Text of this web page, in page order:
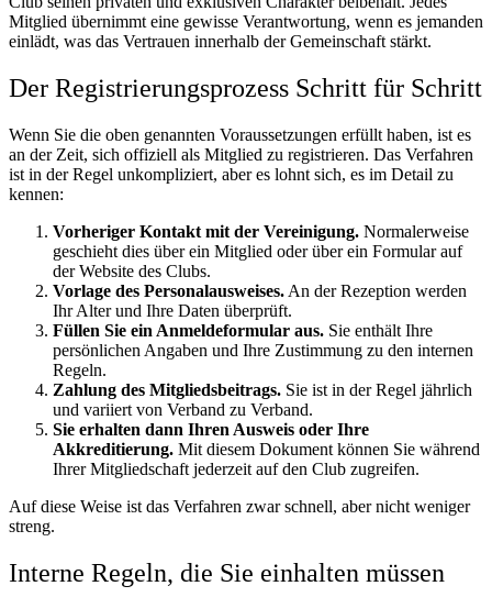
Mitglied übernimmt eine gewisse Verantwortung, wenn es jemanden
einlädt, was das Vertrauen innerhalb der Gemeinschaft stärkt.
Der Registrierungsprozess Schritt für Schritt
Wenn Sie die oben genannten Voraussetzungen erfüllt haben, ist es
an der Zeit, sich offiziell als Mitglied zu registrieren. Das Verfahren
ist in der Regel unkompliziert, aber es lohnt sich, es im Detail zu
kennen:
Vorheriger Kontakt mit der Vereinigung. Normalerweise
geschieht dies über ein Mitglied oder über ein Formular auf
der Website des Clubs.
Vorlage des Personalausweises. An der Rezeption werden
Ihr Alter und Ihre Daten überprüft.
Füllen Sie ein Anmeldeformular aus. Sie enthält Ihre
persönlichen Angaben und Ihre Zustimmung zu den internen
Regeln.
Zahlung des Mitgliedsbeitrags. Sie ist in der Regel jährlich
und variiert von Verband zu Verband.
Sie erhalten dann Ihren Ausweis oder Ihre
Akkreditierung. Mit diesem Dokument können Sie während
Ihrer Mitgliedschaft jederzeit auf den Club zugreifen.
Auf diese Weise ist das Verfahren zwar schnell, aber nicht weniger
streng.
Interne Regeln, die Sie einhalten müssen